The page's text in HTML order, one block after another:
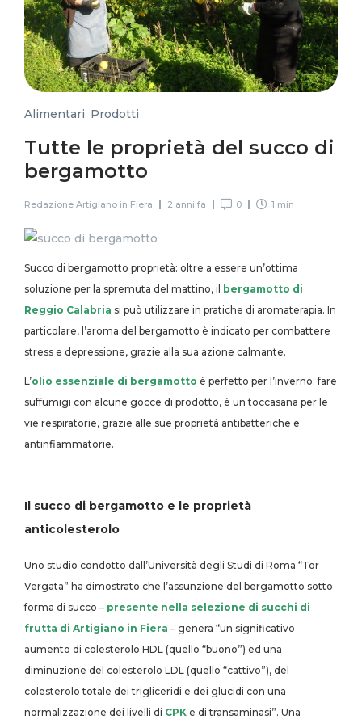
Alimentari Prodotti
Tutte le proprietà del succo di
bergamotto
Redazione Artigiano in Fiera 2 anni fa 0 1 min
Succo di bergamotto proprietà: oltre a essere un’ottima
soluzione per la spremuta del mattino, il bergamotto di
Reggio Calabria si può utilizzare in pratiche di aromaterapia. In
particolare, l’aroma del bergamotto è indicato per combattere
stress e depressione, grazie alla sua azione calmante.
L’olio essenziale di bergamotto è perfetto per l’inverno: fare
suffumigi con alcune gocce di prodotto, è un toccasana per le
vie respiratorie, grazie alle sue proprietà antibatteriche e
antinfiammatorie.
Il succo di bergamotto e le proprietà
anticolesterolo
Uno studio condotto dall’Università degli Studi di Roma “Tor
Vergata” ha dimostrato che l’assunzione del bergamotto sotto
forma di succo – presente nella selezione di succhi di
frutta di Artigiano in Fiera – genera “un significativo
aumento di colesterolo HDL (quello “buono”) ed una
diminuzione del colesterolo LDL (quello “cattivo”), del
colesterolo totale dei trigliceridi e dei glucidi con una
normalizzazione dei livelli di CPK e di transaminasi”. Una